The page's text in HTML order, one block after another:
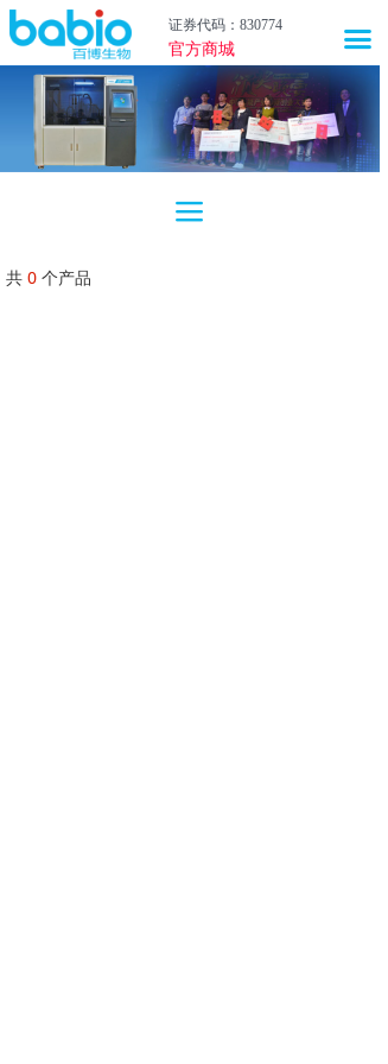
끀
首页
关于我们
新闻中心
职业生涯
证券代码：830774
官方商城
共 0 个产品
끀